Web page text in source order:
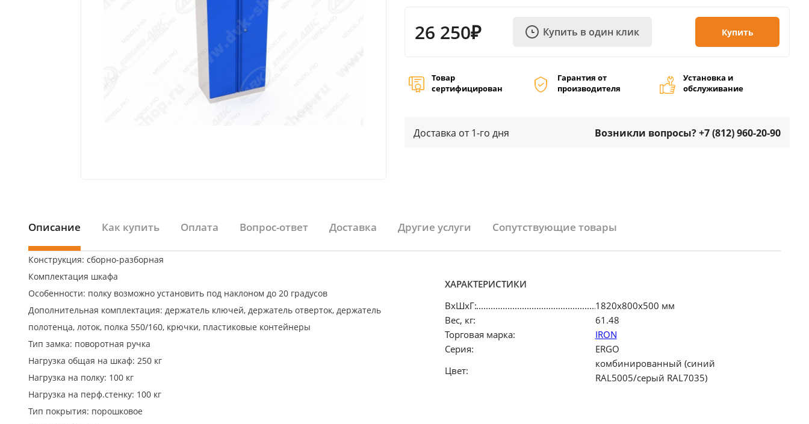
26 250₽ Купить в один клик Купить
Товар
сертифицирован
Гарантия от
производителя
Установка и
обслуживание
Доставка от 1-го дня Возникли вопросы? +7 (812) 960-20-90
Описание Как купить Оплата Вопрос-ответ Доставка Другие услуги Сопутствующие товары
Конструкция: сборно-разборная
Комплектация шкафа
Особенности: полку возможно установить под наклоном до 20 градусов
Дополнительная комплектация: держатель ключей, держатель отверток, держатель
полотенца, лоток, полка 550/160, крючки, пластиковые контейнеры
Тип замка: поворотная ручка
Нагрузка общая на шкаф: 250 кг
Нагрузка на полку: 100 кг
Нагрузка на перф.стенку: 100 кг
Тип покрытия: порошковое
ХАРАКТЕРИСТИКИ
ВхШхГ:
1820х800х500 мм
Вес, кг:
61.48
Торговая марка:
IRON
Серия:
ERGO
Цвет:
комбинированный (синий
RAL5005/серый RAL7035)